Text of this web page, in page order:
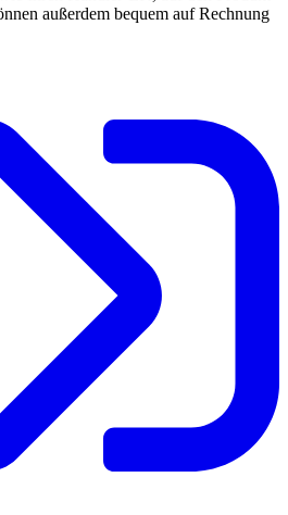
außerdem bequem auf Rechnung